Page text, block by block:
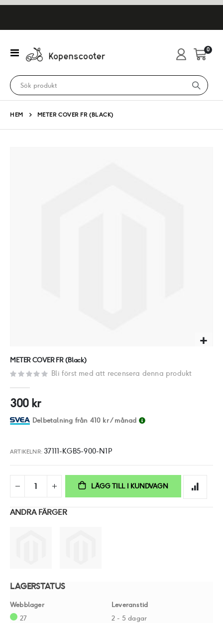
Växla
Nav
Cart
0
HEM METER COVER FR (BLACK)
början
bildgalleriet
METER COVER FR (Black)
Bli först med att recensera denna produkt
300 kr
Delbetalning från 410 kr/ månad
ARTIKELNR 37111-KGB5-900-N1P
LÄGG TILL I KUNDVAGN
ANDRA FÄRGER
LAGERSTATUS
Webblager
Leveranstid
27
2 - 5 dagar